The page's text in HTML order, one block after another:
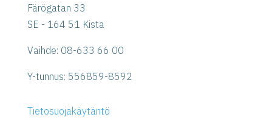
Färögatan 33
SE - 164 51 Kista
Vaihde: 08-633 66 00
Y-tunnus: 556859-8592
Tietosuojakäytäntö